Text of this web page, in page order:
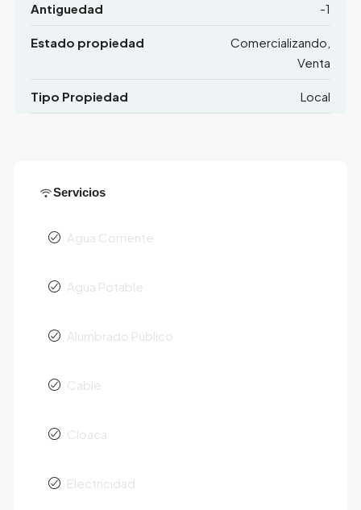
Antiguedad -1
Estado propiedad
Comercializando,
Venta
Tipo Propiedad Local
Servicios
Agua Corriente
Agua Potable
Alumbrado Público
Cable
Cloaca
Electricidad